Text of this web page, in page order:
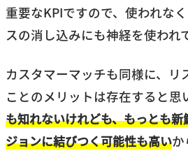
重要なKPIですので、使われな
スの消し込みにも神経を使われ
カスタマーマッチも同様に、リ
ことのメリットは存在すると思
も知れないけれども、もっとも
ジョンに結びつく可能性も高いか